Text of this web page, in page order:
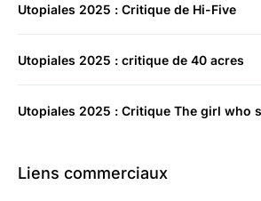
Utopiales 2025 : Critique de Hi-Five
Utopiales 2025 : critique de 40 acres
Utopiales 2025 : Critique The girl who
Liens commerciaux